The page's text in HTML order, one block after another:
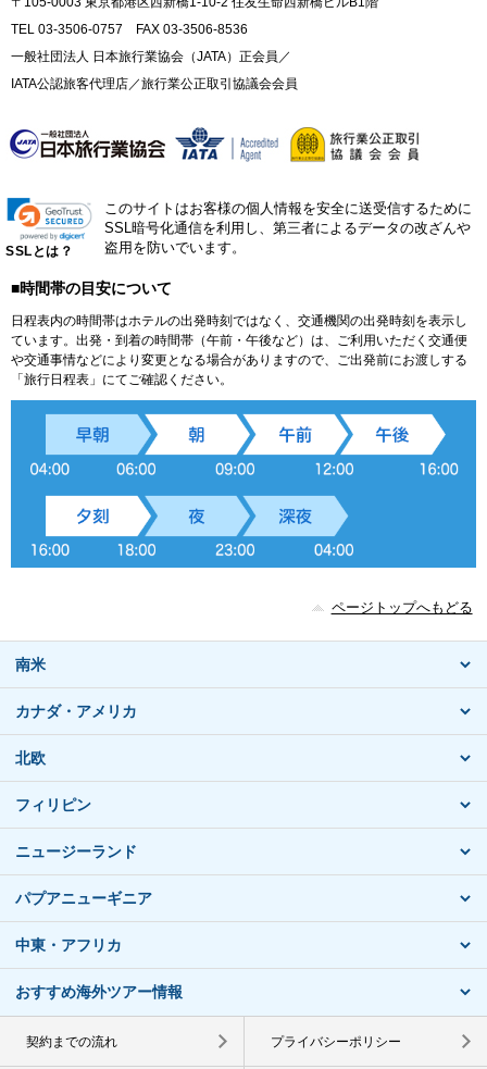
TEL 03-3506-0757 FAX 03-3506-8536
一般社団法人 日本旅行業協会（JATA）正会員／
IATA公認旅客代理店／旅行業公正取引協議会会員
SSLとは？
このサイトはお客様の個人情報を安全に送受信するために
SSL暗号化通信を利用し、第三者によるデータの改ざんや
盗用を防いでいます。
■時間帯の目安について
日程表内の時間帯はホテルの出発時刻ではなく、交通機関の出発時刻を表示し
ています。出発・到着の時間帯（午前・午後など）は、ご利用いただく交通便
や交通事情などにより変更となる場合がありますので、ご出発前にお渡しする
「旅行日程表」にてご確認ください。
ページトップへもどる
南米
カナダ・アメリカ
北欧
フィリピン
ニュージーランド
パプアニューギニア
中東・アフリカ
おすすめ海外ツアー情報
契約までの流れ プライバシーポリシー